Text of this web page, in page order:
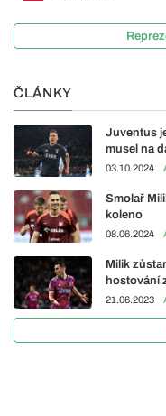
ČLÁNKY
Juventus
musel na
03.10.2024
Smolař
koleno
08.06.2024
Milik
hostování
21.06.2023